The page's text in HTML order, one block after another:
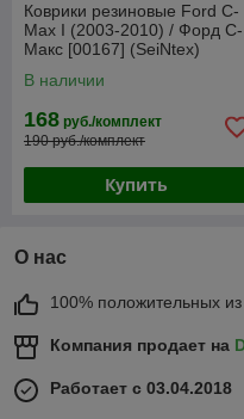
Коврики резиновые Ford C-
Max I (2003-2010) / Форд С-
Макс [00167] (SeiNtex)
В наличии
168 руб./комплект
190 руб./комплект
Купить
О нас
100% положительных из
Компания продает на
Работает с 03.04.2018